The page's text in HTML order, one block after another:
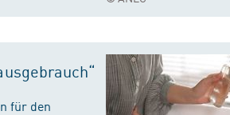
für den